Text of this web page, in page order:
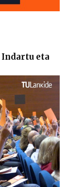
Indartu eta